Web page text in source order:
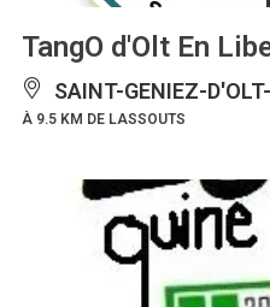
TangO d'Olt En
SAINT-GENIEZ-
À 9.5 KM DE LASSOUTS